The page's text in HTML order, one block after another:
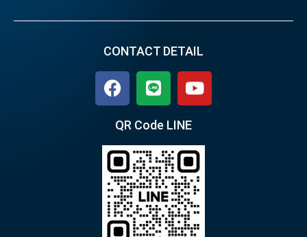
CONTACT DETAIL
QR Code LINE